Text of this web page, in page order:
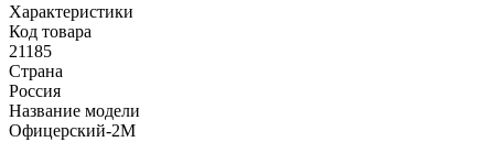
Характеристики
Код товара
21185
Страна
Россия
Название модели
Офицерский-2М